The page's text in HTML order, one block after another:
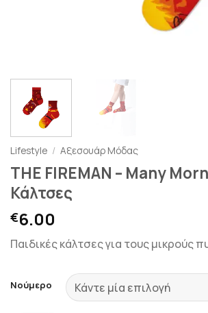
Lifestyle / Αξεσουάρ Μόδας
THE FIREMAN – Many
Κάλτσες
€6.00
Παιδικές κάλτσες για τους μικρούς
Νούμερο